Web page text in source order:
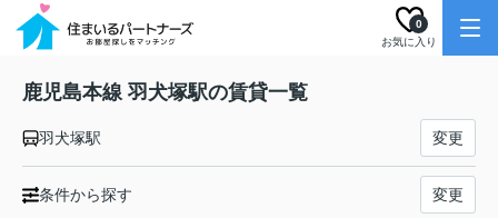
お気に入り
0
鹿児島本線 羽犬塚駅の賃貸一覧
羽犬塚駅 変更
条件から探す 変更